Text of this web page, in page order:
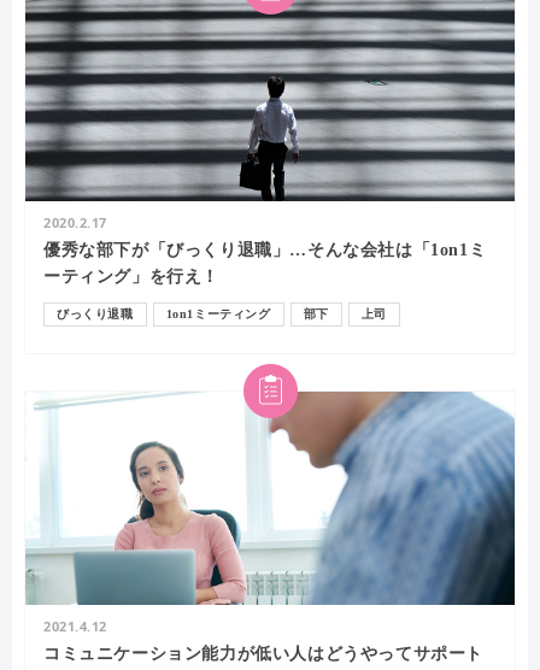
2020.2.17
優秀な部下が「びっくり退職」…そんな会社は「1on1ミ
ーティング」を行え！
びっくり退職 1on1ミーティング 部下 上司
2021.4.12
コミュニケーション能力が低い人はどうやってサポート